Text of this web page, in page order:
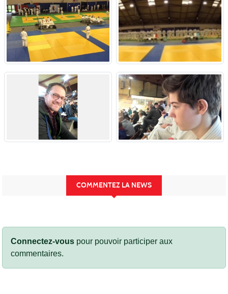
COMMENTEZ LA NEWS
Connectez-vous pour pouvoir participer aux
commentaires.